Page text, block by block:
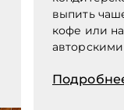
выпить
кофе или